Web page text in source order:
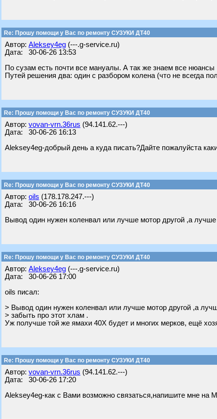
Re: Прошу помощи у Вас по ремонту СУЗУКИ ДТ40
Автор: Aleksey4eg (---.g-service.ru)
Дата: 30-06-26 13:53
По сузам есть почти все мануалы. А так же знаем все
Путей решения два: один с разбором колена (что не всегда
Re: Прошу помощи у Вас по ремонту СУЗУКИ ДТ40
Автор: vovan-vrn.36rus (94.141.62.---)
Дата: 30-06-26 16:13
Aleksey4eg-добрый день а куда писать?Дайте пожалуйста
Re: Прошу помощи у Вас по ремонту СУЗУКИ ДТ40
Автор: oils (178.178.247.---)
Дата: 30-06-26 16:16
Вывод один нужен коленвал или лучше мотор другой ,а
Re: Прошу помощи у Вас по ремонту СУЗУКИ ДТ40
Автор: Aleksey4eg (---.g-service.ru)
Дата: 30-06-26 17:00
oils писал:
> Вывод один нужен коленвал или лучше мотор другой ,а
> забыть про этот хлам .
Уж получше той же ямахи 40Х будет и многих мерков, ещё
Re: Прошу помощи у Вас по ремонту СУЗУКИ ДТ40
Автор: vovan-vrn.36rus (94.141.62.---)
Дата: 30-06-26 17:20
Aleksey4eg-как с Вами возможно связаться,напишите мне